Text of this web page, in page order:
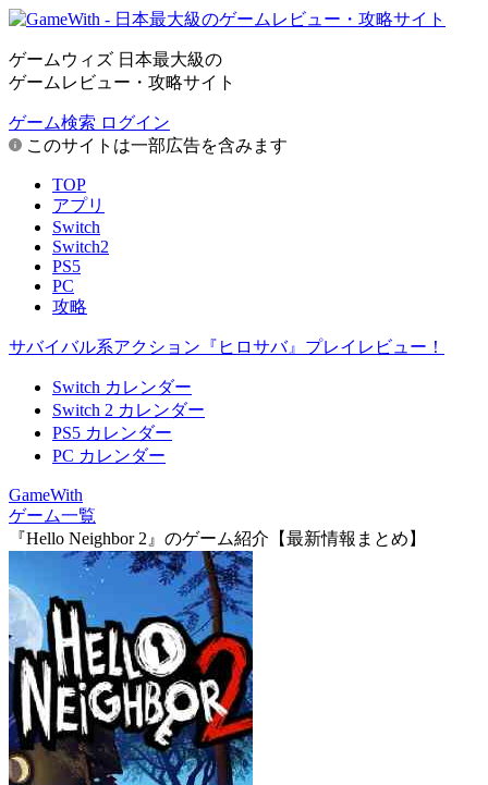
ゲームウィズ 日本最大級の
ゲームレビュー・攻略サイト
ゲーム検索 ログイン
このサイトは一部広告を含みます
TOP
アプリ
Switch
Switch2
PS5
PC
攻略
サバイバル系アクション『ヒロサバ』プレイレビュー！
Switch カレンダー
Switch 2 カレンダー
PS5 カレンダー
PC カレンダー
GameWith
ゲーム一覧
『Hello Neighbor 2』のゲーム紹介【最新情報まとめ】